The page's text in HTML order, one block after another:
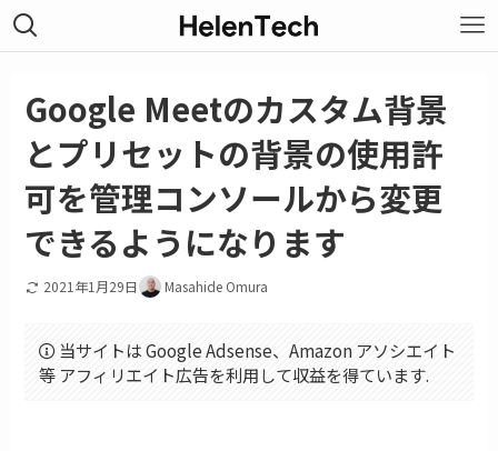
Google Meetのカスタム背景
とプリセットの背景の使用許
可を管理コンソールから変更
できるようになります
2021年1月29日 Masahide Omura
当サイトは Google Adsense、Amazon アソシエイト
等 アフィリエイト広告を利用して収益を得ています.